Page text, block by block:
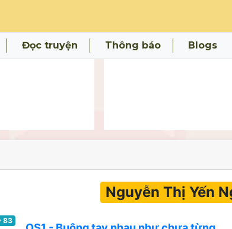
Đọc truyện Thông báo Blogs
Nguyễn Thị Yến
83